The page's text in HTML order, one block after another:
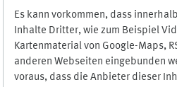
Es kann vorkommen, dass
Inhalte Dritter, wie zum Beispiel
Kartenmaterial von Google-Maps,
anderen Webseiten eingebunden
voraus, dass die Anbieter dieser